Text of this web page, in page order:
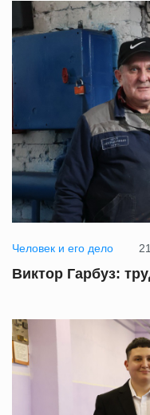
Человек и его дело
Виктор Гарбуз: